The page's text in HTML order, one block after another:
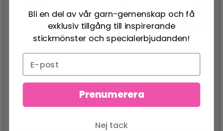
VÅRBLOMMOR
499.00 SEK
BRODERIKIT VIOL 34 X
581.00 SEK
Bli en del av vår garn-gemenskap och få
exklusiv tillgång till inspirerande
stickmönster och specialerbjudanden!
Prenumerera
Nej tack